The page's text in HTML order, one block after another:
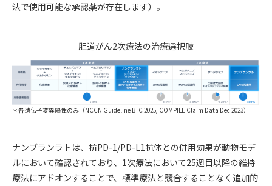
法で使用可能な承認薬が存在します）。
胆道がん2次療法の治療選択肢
＊各遺伝子変異陽性のみ（NCCN Guideline BTC 2025, COMPILE Claim Data Dec 2023）
ナンブランラトは、抗PD-1/PD-L1抗体との併用効果が動物モデ
ルにおいて確認されており、1次療法において25週目以降の維持
療法にアドオンすることで、標準療法と競合することなく追加的